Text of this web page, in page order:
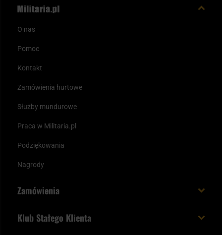
O nas
Pomoc
Kontakt
Zamówienia hurtowe
Służby mundurowe
Praca w Militaria.pl
Podziękowania
Nagrody
Zamówienia
Klub Stałego Klienta